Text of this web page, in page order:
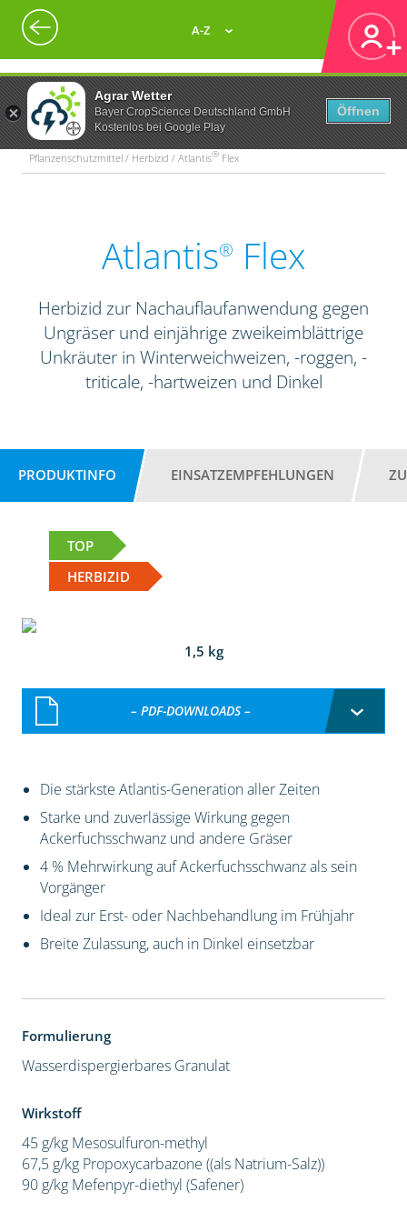
Agrar Wetter
Bayer CropScience Deutschland GmbH
Kostenlos bei Google Play
Öffnen
A-Z
Pflanzenschutzmittel / Herbizid / Atlantis® Flex
Atlantis® Flex
Herbizid zur Nachauflaufanwendung gegen
Ungräser und einjährige zweikeimblättrige
Unkräuter in Winterweichweizen, -roggen, -
triticale, -hartweizen und Dinkel
PRODUKTINFO EINSATZEMPFEHLUNGEN
TOP
HERBIZID
1,5 kg
– PDF-DOWNLOADS –
Die stärkste Atlantis-Generation aller Zeiten
Starke und zuverlässige Wirkung gegen
Ackerfuchsschwanz und andere Gräser
4 % Mehrwirkung auf Ackerfuchsschwanz als sein
Vorgänger
Ideal zur Erst- oder Nachbehandlung im Frühjahr
Breite Zulassung, auch in Dinkel einsetzbar
Formulierung
Wasserdispergierbares Granulat
Wirkstoff
45 g/kg Mesosulfuron-methyl
67,5 g/kg Propoxycarbazone ((als Natrium-Salz))
90 g/kg Mefenpyr-diethyl (Safener)